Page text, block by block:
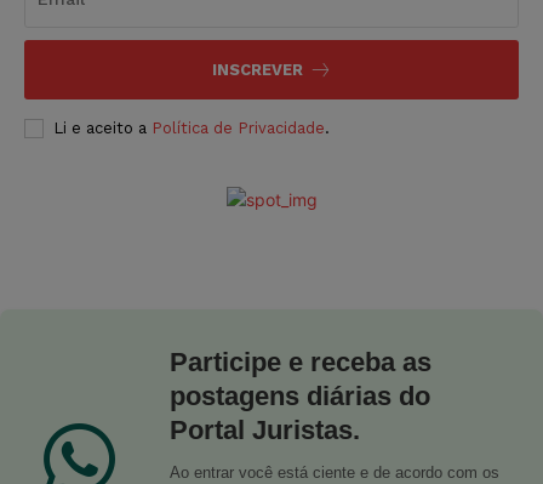
INSCREVER
Li e aceito a Política de Privacidade.
Participe e receba as
postagens diárias do
Portal Juristas.
Ao entrar você está ciente e de acordo com os